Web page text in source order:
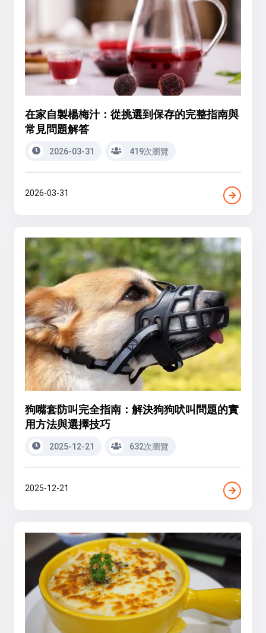
在家自製楊梅汁：從挑選到保存的完整指南與
常見問題解答
2026-03-31 419次瀏覽
2026-03-31
狗嘴套防叫完全指南：解決狗狗吠叫問題的實
用方法與選擇技巧
2025-12-21 632次瀏覽
2025-12-21